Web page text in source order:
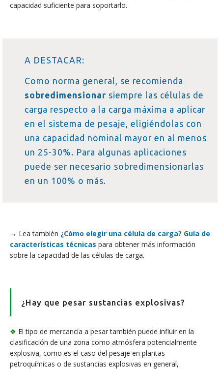
capacidad suficiente para soportarlo.
A DESTACAR:
Como norma general, se recomienda
sobredimensionar siempre las células de
carga respecto a la carga máxima a aplicar
en el sistema de pesaje, eligiéndolas con
una capacidad nominal mayor en al menos
un 25-30%. Para algunas aplicaciones
puede ser necesario sobredimensionarlas
en un 100% o más.
→ Lea también ¿Cómo elegir una célula de carga? Guía de
características técnicas para obtener más información
sobre la capacidad de las células de carga.
¿Hay que pesar sustancias explosivas?
❖ El tipo de mercancía a pesar también puede influir en la
clasificación de una zona como atmósfera potencialmente
explosiva, como es el caso del pesaje en plantas
petroquímicas o de sustancias explosivas en general,